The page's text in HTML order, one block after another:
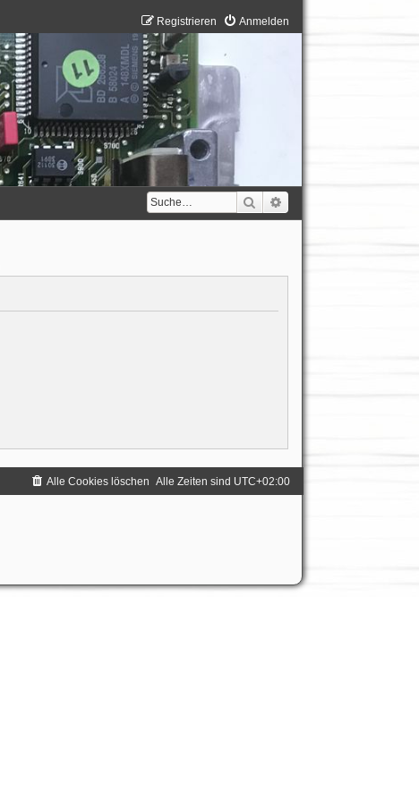
Anmelden
Registrieren
Suche
Alle Zeiten sind UTC+02:00
Alle Cookies löschen